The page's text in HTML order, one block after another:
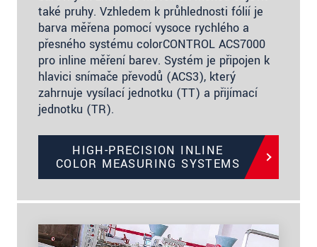
také pruhy. Vzhledem k průhlednosti fólií je
barva měřena pomocí vysoce rychlého a
přesného systému colorCONTROL ACS7000
pro inline měření barev. Systém je připojen k
hlavici snímače převodů (ACS3), který
zahrnuje vysílací jednotku (TT) a přijímací
jednotku (TR).
HIGH-PRECISION INLINE
COLOR MEASURING SYSTEMS